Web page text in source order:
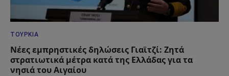
ΤΟΥΡΚΊΑ
Νέες εμπρηστικές δηλώσεις Γιαϊτζί: Ζητά
στρατιωτικά μέτρα κατά της Ελλάδας για τα
νησιά του Αιγαίου